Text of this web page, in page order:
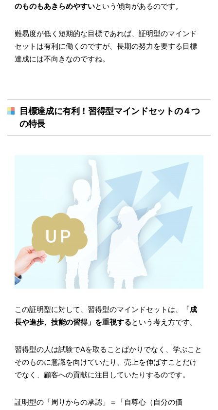
のものもあきらめやすいという傾向があるのです。
難易度が低く短期的な目標であれば、証明型のマインド
セットは有利に働くのですが、長期の努力を要する目標
達成には不向きなのですね。
目標達成に有利！習得型マインドセットの４つ
の特長
この証明型に対して、習得型のマインドセットは、
「成
長や進歩、技能の習得」を重視するという考え方です。
習得型の人は試験でAを取ることばかりでなく、学ぶこと
そのものに意識を向けていたり、売上を伸ばすことだけ
でなく、顧客への貢献に注目していたりするのです。
証明型の「周りからの承認」＝「自尊心（自分の価